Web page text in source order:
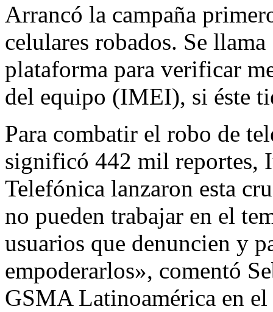
Arrancó la campaña
celulares robados. Se
plataforma para verificar
del equipo (IMEI), si éste
Para combatir el robo de
significó 442 mil reportes,
Telefónica lanzaron esta
no pueden trabajar en el
usuarios que denuncien y
empoderarlos», comentó
GSMA Latinoamérica en